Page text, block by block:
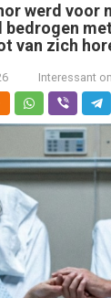
werd voor
bedrogen
van zich
Interessant